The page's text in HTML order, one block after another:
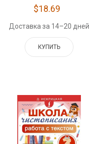
$18.69
Доставка за 14–20 дней
КУПИТЬ